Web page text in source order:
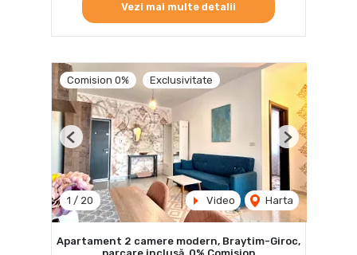
Vezi mai multe detalii
Comision 0% Exclusivitate
1 / 20 Video Harta
Previous Next
Apartament 2 camere modern, Braytim-Giroc,